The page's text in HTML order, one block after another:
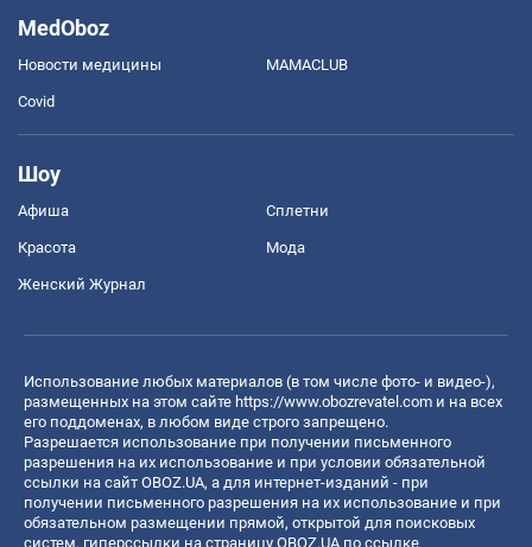
MedOboz
Новости медицины MAMACLUB
Covid
Шоу
Афиша Сплетни
Красота Мода
Женский Журнал
Использование любых материалов (в том числе фото- и видео-),
размещенных на этом сайте https://www.obozrevatel.com и на всех
его поддоменах, в любом виде строго запрещено.
Разрешается использование при получении письменного
разрешения на их использование и при условии обязательной
ссылки на сайт OBOZ.UA, а для интернет-изданий - при
получении письменного разрешения на их использование и при
обязательном размещении прямой, открытой для поисковых
систем, гиперссылки на страницу OBOZ.UA по ссылке